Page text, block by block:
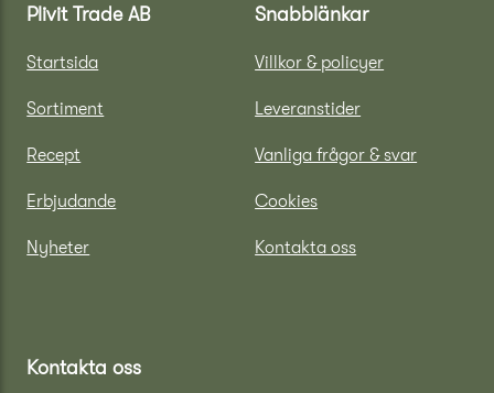
Plivit Trade AB
Startsida
Sortiment
Recept
Erbjudande
Nyheter
Snabblänkar
Villkor & policyer
Leveranstider
Vanliga frågor & svar
Cookies
Kontakta oss
Kontakta oss